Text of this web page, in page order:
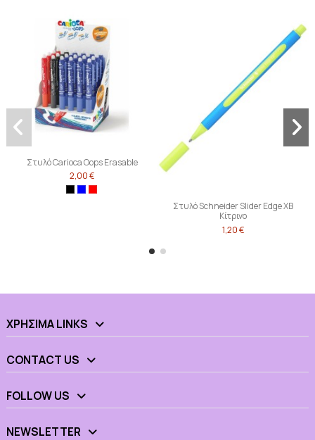
Στυλό Carioca Oops Erasable
2,00 €
Στυλό Schneider Slider Edge ΧΒ
Κίτρινο
1,20 €
ΧΡΉΣΙΜΑ LINKS
CONTACT US
FOLLOW US
NEWSLETTER